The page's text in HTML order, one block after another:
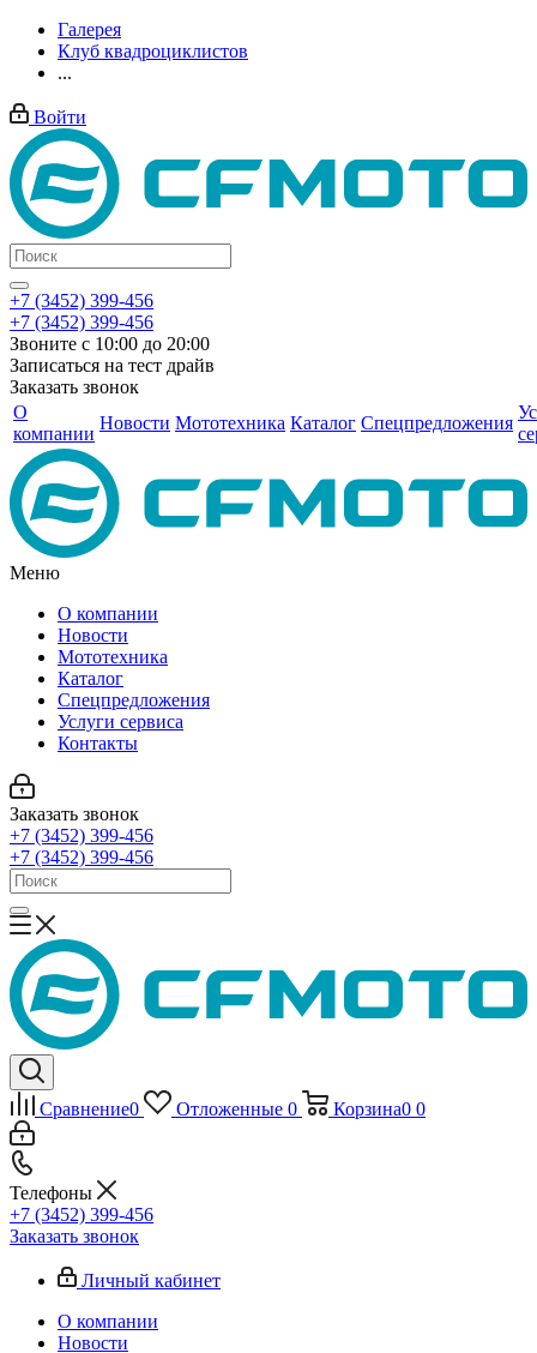
Галерея
Клуб квадроциклистов
...
Войти
+7 (3452) 399-456
+7 (3452) 399-456
Звоните с 10:00 до 20:00
Записаться на тест драйв
Заказать звонок
О
компании
Новости Мототехника Каталог Спецпредложения
Меню
О компании
Новости
Мототехника
Каталог
Спецпредложения
Услуги сервиса
Контакты
Заказать звонок
+7 (3452) 399-456
+7 (3452) 399-456
Сравнение0 Отложенные 0 Корзина0 0
Телефоны
+7 (3452) 399-456
Заказать звонок
Личный кабинет
О компании
Новости